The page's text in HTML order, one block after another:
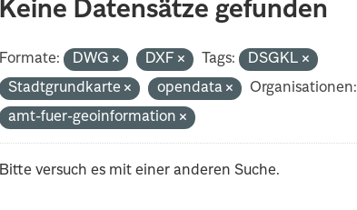
Keine Datensätze gefunden
Formate: DWG DXF Tags:
DSGKL
Stadtgrundkarte
opendata
Organisationen:
amt-fuer-geoinformation
Bitte versuch es mit einer anderen Suche.